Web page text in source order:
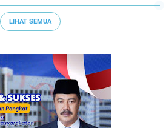
LIHAT SEMUA